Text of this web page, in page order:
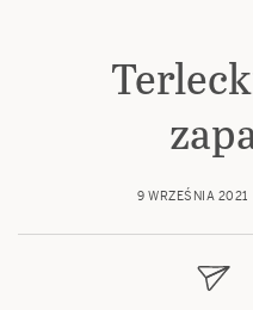
9 WRZEŚNIA 2021